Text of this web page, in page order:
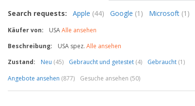
Search requests: Apple (44) Google (1) Microsoft (1)
Käufer von: USAAlle ansehen
Beschreibung:
USA spez. Alle ansehen
Zustand:
Neu (45) Gebraucht und getestet (4) Gebraucht (1)
Angebote ansehen (877) Gesuche ansehen (50)